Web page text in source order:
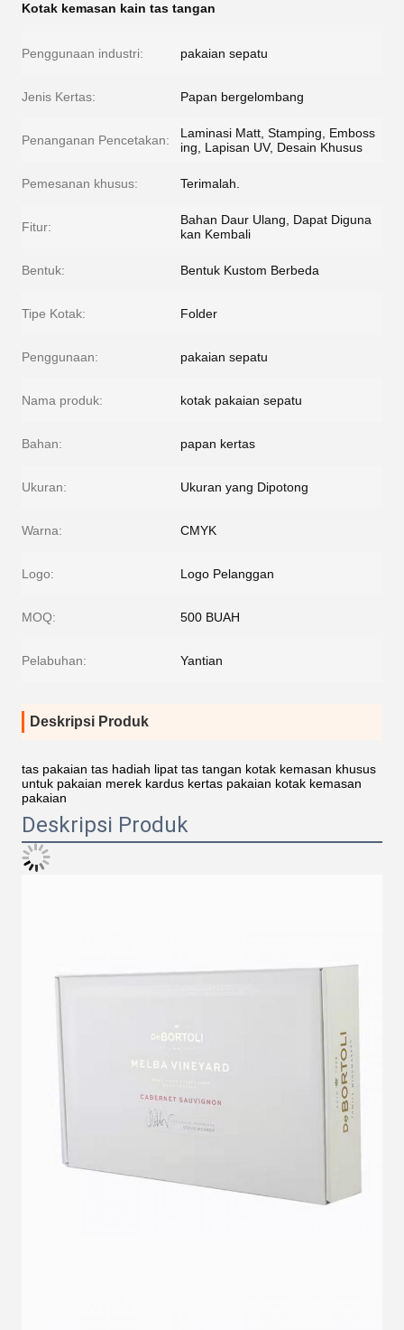
Kotak kemasan kain tas tangan
Penggunaan industri: pakaian sepatu
Jenis Kertas: Papan bergelombang
Penanganan Pencetakan:
Laminasi Matt, Stamping, Emboss
ing, Lapisan UV, Desain Khusus
Pemesanan khusus: Terimalah.
Fitur:
Bahan Daur Ulang, Dapat Diguna
kan Kembali
Bentuk: Bentuk Kustom Berbeda
Tipe Kotak: Folder
Penggunaan: pakaian sepatu
Nama produk: kotak pakaian sepatu
Bahan: papan kertas
Ukuran: Ukuran yang Dipotong
Warna: CMYK
Logo: Logo Pelanggan
MOQ: 500 BUAH
Pelabuhan: Yantian
Deskripsi Produk
tas pakaian tas hadiah lipat tas tangan kotak kemasan khusus
untuk pakaian merek kardus kertas pakaian kotak kemasan
pakaian
Deskripsi Produk